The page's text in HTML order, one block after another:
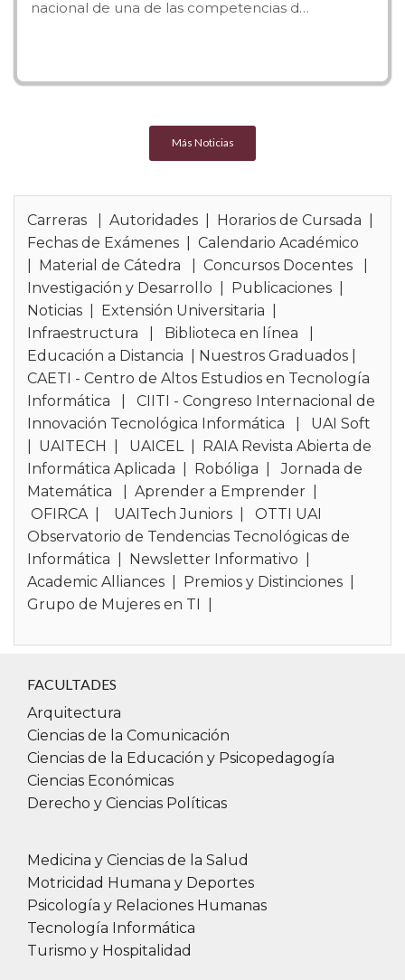
medevincenzi@UAI.edu.ar
Carlos.Neil@uai.edu.ar
Secretario Académico de Facultad:
Secretaria Técnica de Facultad:Mg. Susana
Susana.Darin@uai.edu.ar
Secretaría Técnica de Facultad Sede
Constanza.Margarit@UAI.edu.ar
Director Carrera de Licenciatura en Gestión de
Ing. Dario Cardacci
Dario.Cardacci@uai.edu.ar
nacional de una de las competencias d…
Más Noticias
Carreras |Autoridades Horarios de Cursada
Fechas de Exámenes |Calendario Académico
Material de Cátedra |Concursos Docentes
Investigación y Desarrollo
Publicaciones
Noticias
Extensión Universitaria
Infraestructura
Biblioteca en línea
Educación a Distancia
Nuestros Graduados
CAETI - Centro de Altos Estudios en Tecnología
Informática |CIITI - Congreso Internacional de
Innovación Tecnológica Informática
UAI Soft
UAITECH UAICEL| RAIA Revista Abierta de
Informática Aplicada
Robóliga |Jornada de
Matemática |Aprender a Emprender
OFIRCA| UAITech Juniors |OTTI UAI
Observatorio de Tendencias Tecnológicas de
Informática
Newsletter Informativo
Academic Alliances
Premios y Distinciones
Grupo de Mujeres en TI
FACULTADES
Arquitectura
Ciencias de la Comunicación
Ciencias de la Educación y Psicopedagogía
Ciencias Económicas
Derecho y Ciencias Políticas
Medicina y Ciencias de la Salud
Motricidad Humana y Deportes
Psicología y Relaciones Humanas
Tecnología Informática
Turismo y Hospitalidad